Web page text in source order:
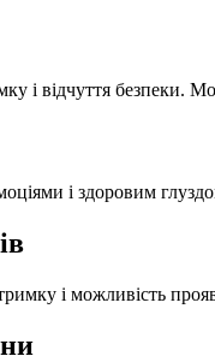
і відчуття безпеки.
і здоровим
і можливість